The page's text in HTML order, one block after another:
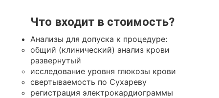
Что входит в стоимость?
Анализы для допуска к процедуре:
общий (клинический) анализ крови
развернутый
исследование уровня глюкозы крови
свертываемость по Сухареву
регистрация электрокардиограммы